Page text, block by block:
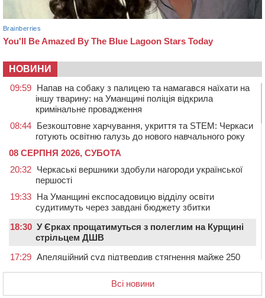
НОВИНИ
09:59 Напав на собаку з палицею та намагався наїхати на
іншу тварину: на Уманщині поліція відкрила
кримінальне провадження
08:44 Безкоштовне харчування, укриття та STEM: Черкаси
готують освітню галузь до нового навчального року
08 СЕРПНЯ 2026, СУБОТА
20:32 Черкаські вершники здобули нагороди української
першості
19:33 На Уманщині експосадовицю відділу освіти
судитимуть через завдані бюджету збитки
18:30 У Єрках прощатимуться з полеглим на Курщині
стрільцем ДШВ
17:29 Апеляційний суд підтвердив стягнення майже 250
У Черкасах за ніч виявили 15 порушників
комендантської години та 10 нетверезих водіїв
Всі новини